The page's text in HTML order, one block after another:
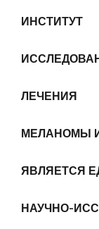
ИНСТИТУТ
ЛЕЧЕНИЯ
МЕЛАНОМЫ
ЯВЛЯЕТСЯ
НАУЧНО-